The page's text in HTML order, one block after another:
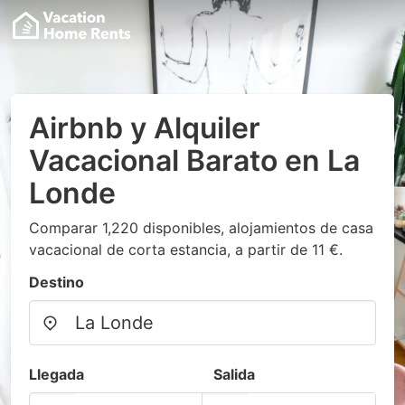
Airbnb y Alquiler
Vacacional Barato en La
Londe
Comparar 1,220 disponibles, alojamientos de casa
vacacional de corta estancia, a partir de 11 €.
Destino
Llegada Salida